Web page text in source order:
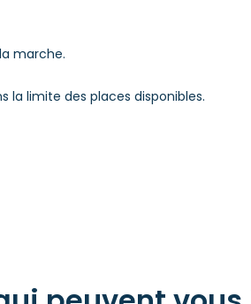
marche.
la limite des places disponibles.